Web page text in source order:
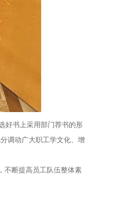
好书上采用部门荐书的形
调动广大职工学文化、增
不断提高员工队伍整体素